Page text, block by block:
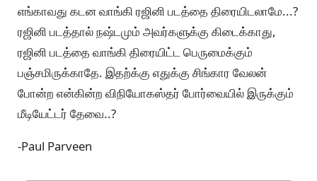
எங்காவது கடன வாங்கி ரஜினி படத்தை திரையிடலாமே...?
ரஜினி படத்தால் நஷ்டமும் அவர்களுக்கு கிடைக்காது,
ரஜினி படத்தை வாங்கி திரையிட்ட பெருமைக்கும்
பஞ்சமிருக்காதே. இதற்க்கு எதுக்கு சிங்கார வேலன்
போன்ற என்கின்ற விநியோகஸ்தர் போர்வையில் இருக்கும்
மீடியேட்டர் தேவை..?
-Paul Parveen